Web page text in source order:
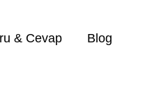
& Cevap Blog